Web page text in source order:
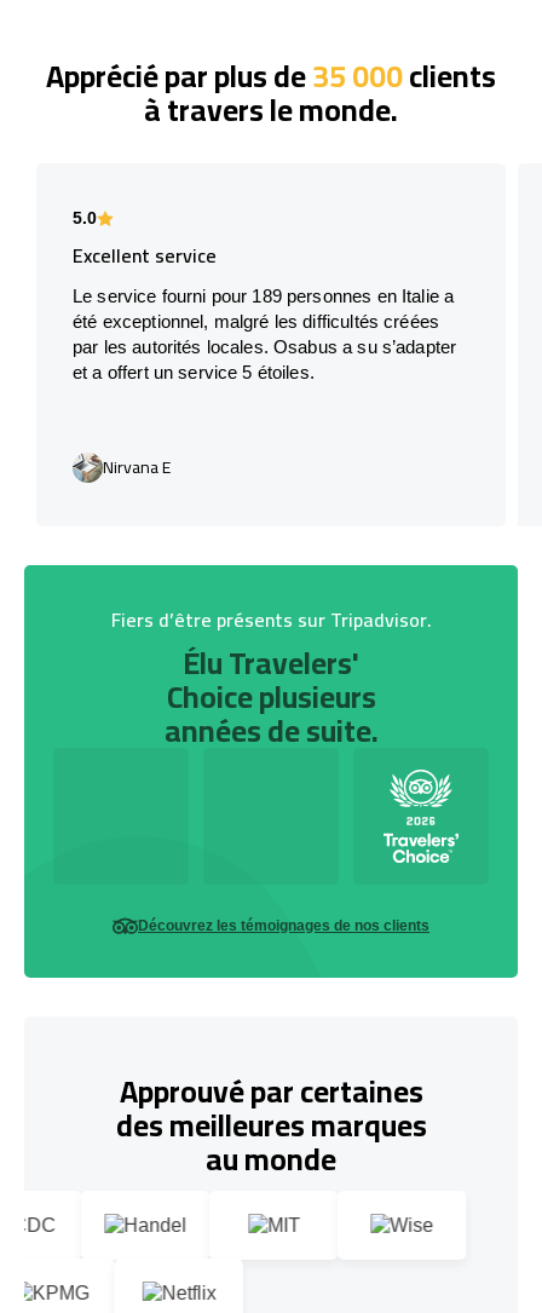
Apprécié par plus de35 000clients
à travers le monde.
5.0
Excellent service
Le service fourni pour 189 personnes en Italie a
été exceptionnel, malgré les difficultés créées
par les autorités locales. Osabus a su s’adapter
et a offert un service 5 étoiles.
Nirvana E
Fiers d’être présents sur Tripadvisor.
Élu Travelers'
Choice plusieurs
années de suite.
Découvrez les témoignages de nos clients
Approuvé par certaines
des meilleures marques
au monde